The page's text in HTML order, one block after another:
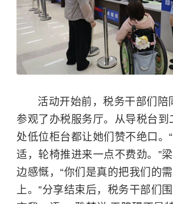
活动开始前，税务干部们陪
参观了办税服务厅。从导税台到
处低位柜台都让她们赞不绝口。
适，轮椅推进来一点不费劲。”
边感慨，“你们是真的把我们的
上。”分享结束后，税务干部们